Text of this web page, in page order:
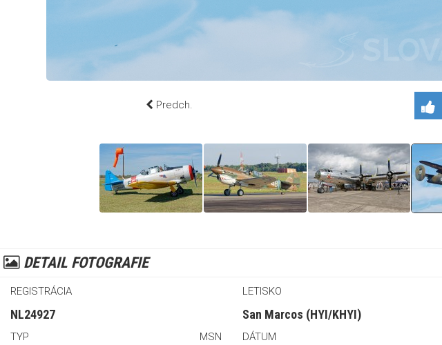
Predch.
DETAIL FOTOGRAFIE
REGISTRÁCIA
NL24927
TYP MSN
LETISKO
San Marcos (HYI/KHYI)
DÁTUM